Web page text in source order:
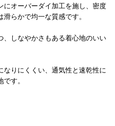
にオーバーダイ加工を施し、密度
らかで均一な質感です。
、しなやかさもある着心地のいい
りにくくい、通気性と速乾性に
す。